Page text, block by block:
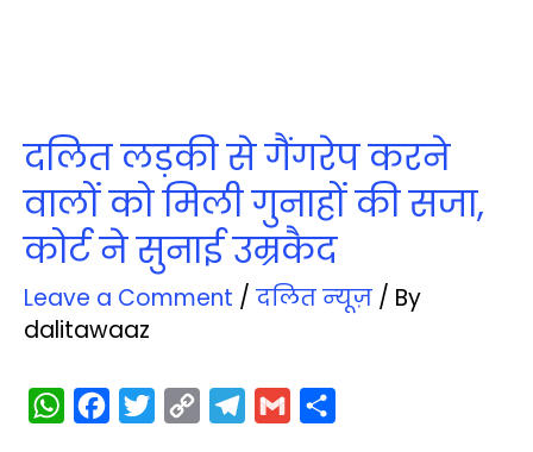
दलित लड़की से गैंगरेप करने
वालों को मिली गुनाहों की सजा,
कोर्ट ने सुनाई उम्रकैद
Leave a Comment / दलित न्‍यूज़ / By
dalitawaaz
W